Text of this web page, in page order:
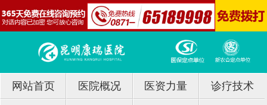
网站首页 医院概况 医资力量 诊疗技术